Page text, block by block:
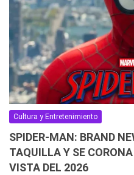
Cultura y Entretenimiento
SPIDER-MAN: BRAND
TAQUILLA Y SE
VISTA DEL 2026